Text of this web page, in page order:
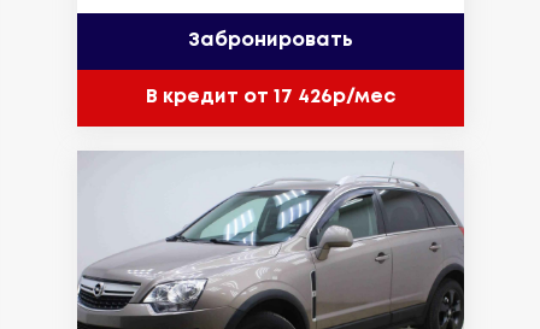
Забронировать
В кредит от 17 426р/мес